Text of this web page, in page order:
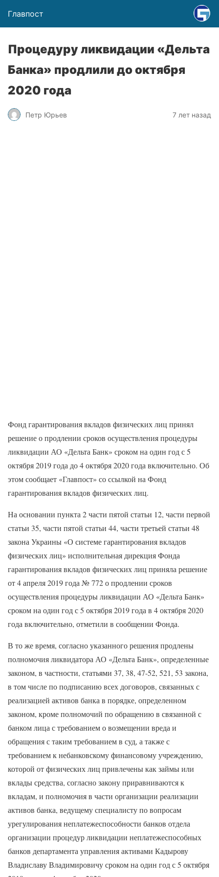
Главпост
Процедуру ликвидации «Дельта
Банка» продлили до октября
2020 года
Петр Юрьев 7 лет назад
Фонд гарантирования вкладов физических лиц принял
решение о продлении сроков осуществления процедуры
ликвидации АО «Дельта Банк» сроком на один год с 5
октября 2019 года до 4 октября 2020 года включительно. Об
этом сообщает «Главпост» со ссылкой на Фонд
гарантирования вкладов физических лиц.
На основании пункта 2 части пятой статьи 12, части первой
статьи 35, части пятой статьи 44, части третьей статьи 48
закона Украины «О системе гарантирования вкладов
физических лиц» исполнительная дирекция Фонда
гарантирования вкладов физических лиц приняла решение
от 4 апреля 2019 года № 772 о продлении сроков
осуществления процедуры ликвидации АО «Дельта Банк»
сроком на один год с 5 октября 2019 года в 4 октября 2020
года включительно, отметили в сообщении Фонда.
В то же время, согласно указанного решения продлены
полномочия ликвидатора АО «Дельта Банк», определенные
законом, в частности, статьями 37, 38, 47-52, 521, 53 закона,
в том числе по подписанию всех договоров, связанных с
реализацией активов банка в порядке, определенном
законом, кроме полномочий по обращению в связанной с
банком лица с требованием о возмещении вреда и
обращения с таким требованием в суд, а также с
требованием к небанковскому финансовому учреждению,
которой от физических лиц привлечены как займы или
вклады средства, согласно закону приравниваются к
вкладам, и полномочия в части организации реализации
активов банка, ведущему специалисту по вопросам
урегулирования неплатежеспособности банков отдела
организации процедур ликвидации неплатежеспособных
банков департамента управления активами Кадырову
Владиславу Владимировичу сроком на один год с 5 октября